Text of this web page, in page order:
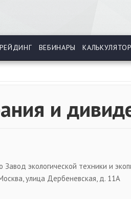
ВЕБИНАРЫ
и
экологической техники и
улица Дербеневская, д. 11А